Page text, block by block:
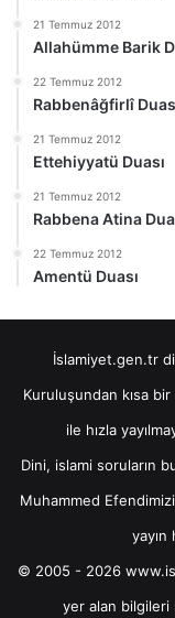
21 Temmuz 2012
Allahümme Barik
22 Temmuz 2012
Rabbenâğfirlî
21 Temmuz 2012
Ettehiyyatü Duası
21 Temmuz 2012
Rabbena Atina
22 Temmuz 2012
Amentü Duası
İslamiyet.gen.tr
Kuruluşundan kısa
ile hızla
Dini, islami soruların
Muhammed
yayın
© 2005 - 2026
yer alan bilgileri